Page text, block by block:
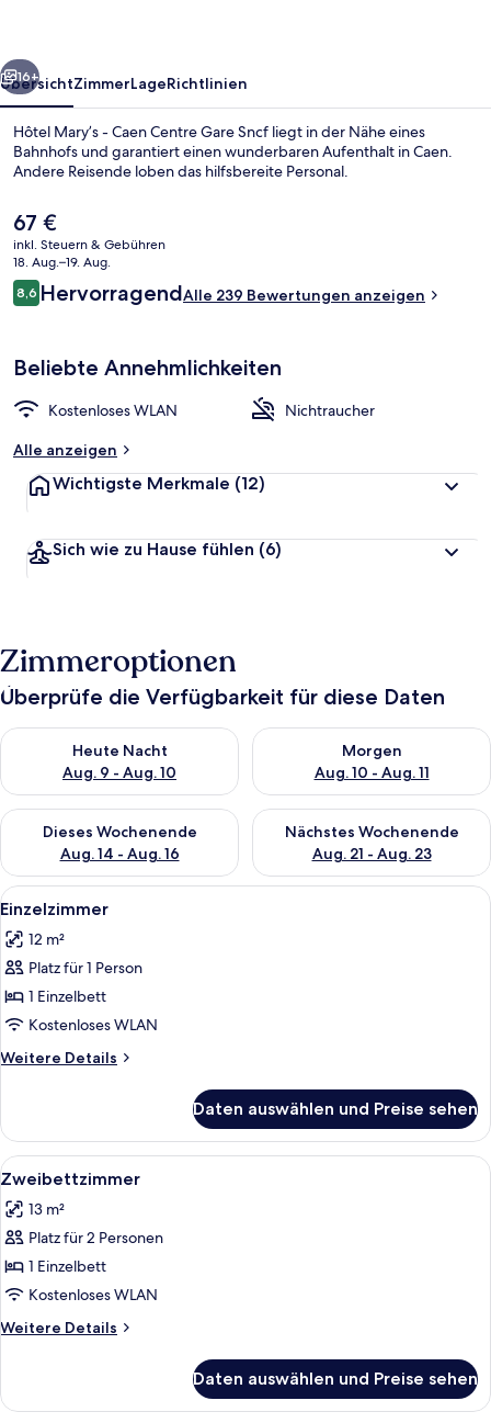
Sncf
Weiter
16+
ÜbersichtZimmerLageRichtlinien
Hôtel Mary’s - Caen Centre Gare Sncf liegt in der Nähe eines
Bahnhofs und garantiert einen wunderbaren Aufenthalt in Caen.
Andere Reisende loben das hilfsbereite Personal.
Der
aktuelle
Preis
beträgt
67 €.
67 €
inkl. Steuern & Gebühren
18. Aug.–19. Aug.
Bewertungen
8,68,6 von 10.
HervorragendAlle 239 Bewertungen anzeigen
Beliebte Annehmlichkeiten
Kostenloses WLAN
Nichtraucher
Alle anzeigen
Wichtigste Merkmale (12)
Sich wie zu Hause fühlen (6)
Zimmeroptionen
Überprüfe die Verfügbarkeit für diese Daten
Heute Nacht
Aug. 9 - Aug. 10
Überprüfe die Verfügbarkeit für heute Nacht, Aug. 9 - Aug.
Morgen
Aug. 10 - Aug. 11
Überprüfe die Verfügbarkeit
Dieses Wochenende
Aug. 14 - Aug. 16
Überprüfe die Verfügbarkeit für dieses Wochenende, Aug. 14
Nächstes Wochenende
Aug. 21 - Aug. 23
Überprüfe die Verfügbarkeit
Alle
Fotos
für
Einzelzimmer
anzeigen
Ein Hotelzimmer mit einem Bett,
4
Einzelzimmer
12 m²
Platz für 1 Person
1 Einzelbett
Kostenloses WLAN
Weitere Details
Weitere
Daten auswählen und Preise sehen
Alle
Fotos
für
Zweibettzimmer
anzeigen
Ein Hotelzimmer mit zwei
5
Zweibettzimmer
13 m²
Platz für 2 Personen
1 Einzelbett
Kostenloses WLAN
Weitere Details
Weitere
Daten auswählen und Preise sehen